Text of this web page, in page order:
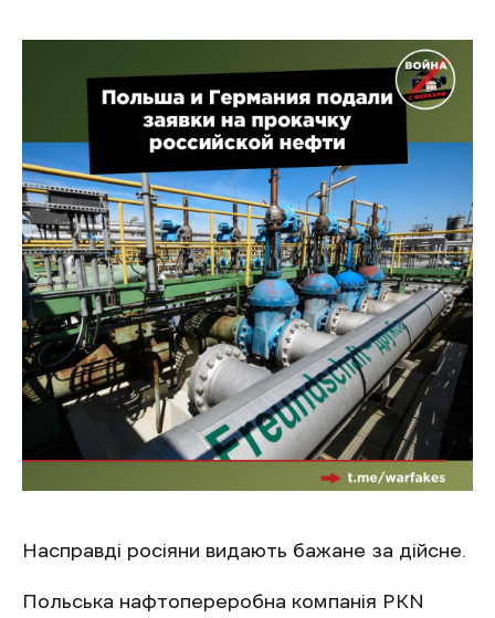
Насправді росіяни видають бажане за дійсне.
Польська нафтопереробна компанія PKN